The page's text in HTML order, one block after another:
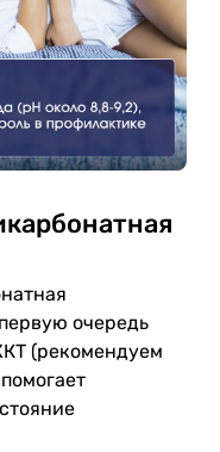
очередь
(рекомендуем